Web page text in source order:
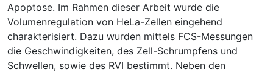
Apoptose. Im Rahmen dieser Arbeit wurde die
Volumenregulation von HeLa-Zellen eingehend
charakterisiert. Dazu wurden mittels FCS-Messungen
die Geschwindigkeiten, des Zell-Schrumpfens und
Schwellen, sowie des RVI bestimmt. Neben den